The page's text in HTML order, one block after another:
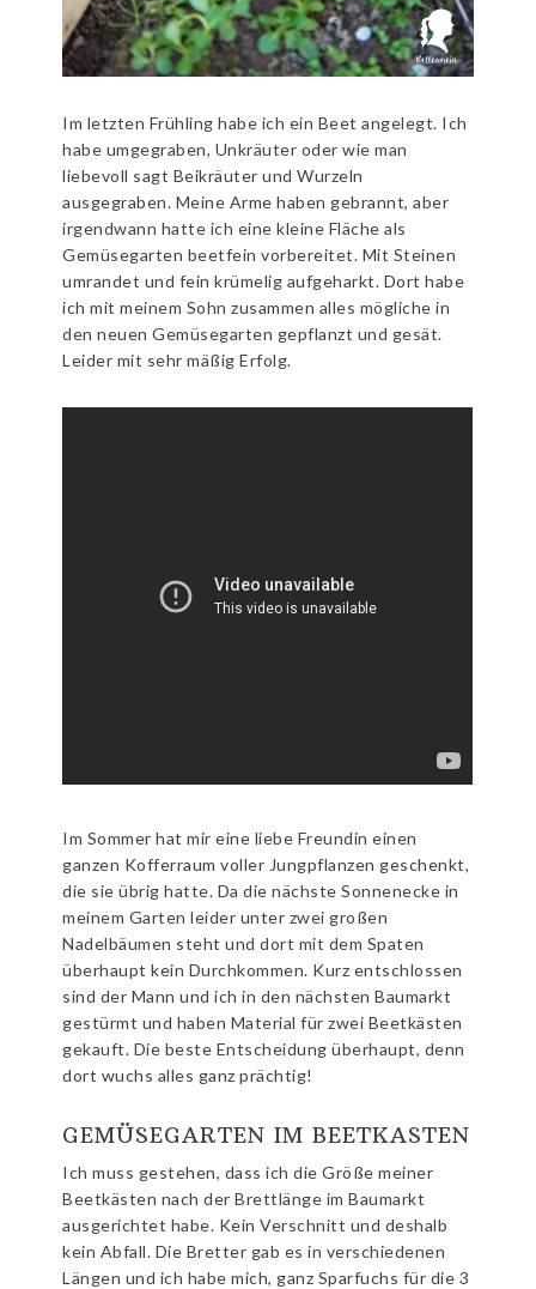
Im letzten Frühling habe ich ein Beet angelegt. Ich
habe umgegraben, Unkräuter oder wie man
liebevoll sagt Beikräuter und Wurzeln
ausgegraben. Meine Arme haben gebrannt, aber
irgendwann hatte ich eine kleine Fläche als
Gemüsegarten beetfein vorbereitet. Mit Steinen
umrandet und fein krümelig aufgeharkt. Dort habe
ich mit meinem Sohn zusammen alles mögliche in
den neuen Gemüsegarten gepflanzt und gesät.
Leider mit sehr mäßig Erfolg.
Im Sommer hat mir eine liebe Freundin einen
ganzen Kofferraum voller Jungpflanzen geschenkt,
die sie übrig hatte. Da die nächste Sonnenecke in
meinem Garten leider unter zwei großen
Nadelbäumen steht und dort mit dem Spaten
überhaupt kein Durchkommen. Kurz entschlossen
sind der Mann und ich in den nächsten Baumarkt
gestürmt und haben Material für zwei Beetkästen
gekauft. Die beste Entscheidung überhaupt, denn
dort wuchs alles ganz prächtig!
GEMÜSEGARTEN IM BEETKASTEN
Ich muss gestehen, dass ich die Größe meiner
Beetkästen nach der Brettlänge im Baumarkt
ausgerichtet habe. Kein Verschnitt und deshalb
kein Abfall. Die Bretter gab es in verschiedenen
Längen und ich habe mich, ganz Sparfuchs für die 3